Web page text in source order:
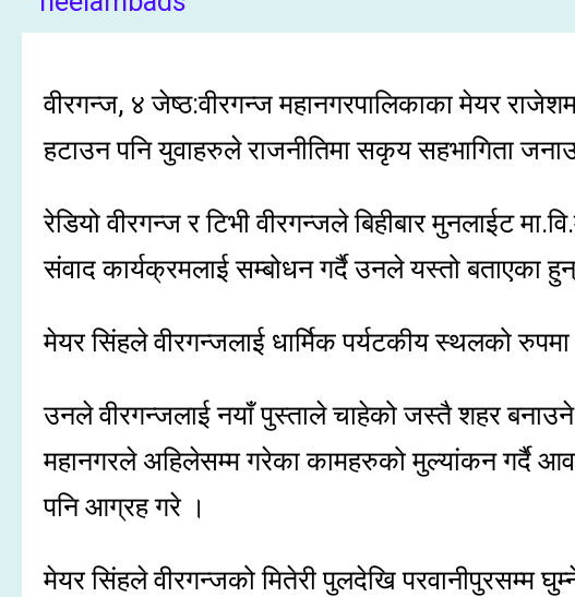
वीरगन्ज, ४ जेष्ठ:वीरगन्ज महानगरपालिकाका मेयर
हटाउन पनि युवाहरुले राजनीतिमा सकृय सहभागिता
रेडियो वीरगन्ज र टिभी वीरगन्जले बिहीबार मुनलाईट
संवाद कार्यक्रमलाई सम्बोधन गर्दै उनले यस्तो बताएका
मेयर सिंहले वीरगन्जलाई धार्मिक पर्यटकीय स्थलको
उनले वीरगन्जलाई नयाँ पुस्ताले चाहेको जस्तै शहर
महानगरले अहिलेसम्म गरेका कामहरुको मुल्यांकन गर्दै
पनि आग्रह गरे ।
मेयर सिंहले वीरगन्जको मितेरी पुलदेखि परवानीपुरसम्म